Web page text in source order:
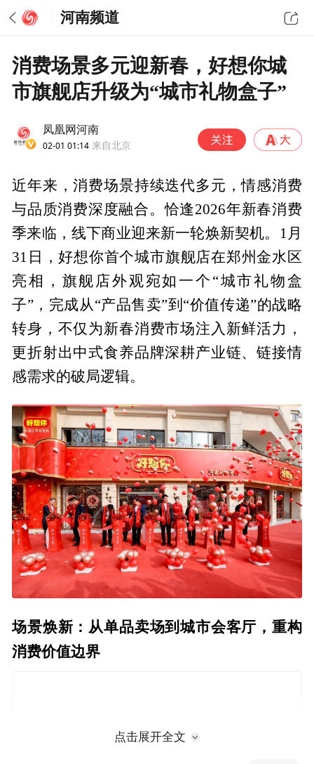
河南频道
消费场景多元迎新春，好想你城
市旗舰店升级为“城市礼物盒子”
凤凰网河南
02-01 01:14 来自北京
近年来，消费场景持续迭代多元，情感消费
与品质消费深度融合。恰逢2026年新春消费
季来临，线下商业迎来新一轮焕新契机。1月
31日，好想你首个城市旗舰店在郑州金水区
亮相，旗舰店外观宛如一个“城市礼物盒
子”，完成从“产品售卖”到“价值传递”的战略
转身，不仅为新春消费市场注入新鲜活力，
更折射出中式食养品牌深耕产业链、链接情
感需求的破局逻辑。
场景焕新：从单品卖场到城市会客厅，重构
消费价值边界
点击展开全文